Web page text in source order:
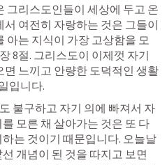
그리스도인들이 세상에 두고 온
여전히 자랑하는 것은 그들이
아는 지식이 가장 고상함을 모
8절. 그리스도이 이제껏 자기
느끼고 안량한 도덕적인 생활
입니다.
불구하고 자기 의에 빠져서 자
모른 채 살아가는 것은 또 다
는 것이기 때문입니다. 오늘날
개념이 된 것을 따지고 보면